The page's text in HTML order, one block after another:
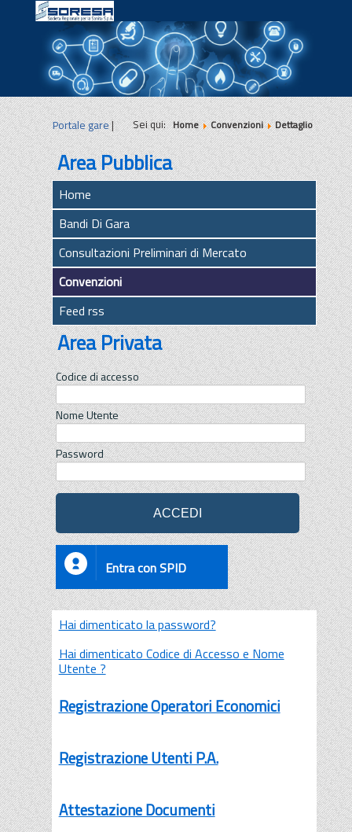
|||
Portale gare| Sei qui:Home Convenzioni Dettaglio
Area Pubblica
Home
Bandi Di Gara
Consultazioni Preliminari di Mercato
Convenzioni
Feed rss
Area Privata
Codice di accesso
Nome Utente
Password
Entra con SPID
Hai dimenticato la password?
Hai dimenticato Codice di Accesso e Nome
Utente ?
Registrazione Operatori Economici
Registrazione Utenti P.A.
Attestazione Documenti